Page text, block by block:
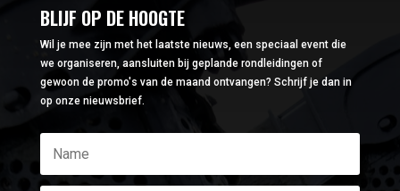
BLIJF OP DE HOOGTE
Wil je mee zijn met het laatste nieuws, een speciaal event die
we organiseren, aansluiten bij geplande rondleidingen of
gewoon de promo's van de maand ontvangen? Schrijf je dan in
op onze nieuwsbrief.